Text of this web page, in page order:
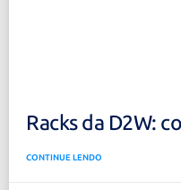
Racks da D2W:
CONTINUE LENDO